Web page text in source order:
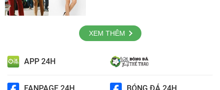
XEM THÊM
APP 24H